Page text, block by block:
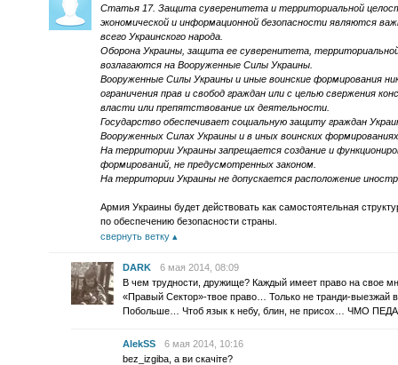
Статья 17. Защита суверенитета и территориальной
экономической и информационной безопасности являются
всего Украинского народа.
Оборона Украины, защита ее суверенитета,
возлагаются на Вооруженные Силы Украины.
Вооруженные Силы Украины и иные воинские формирования
ограничения прав и свобод граждан или с целью свержения
власти или препятствование их деятельности.
Государство обеспечивает социальную защиту граждан
Вооруженных Силах Украины и в иных воинских
На территории Украины запрещается создание и
формирований, не предусмотренных законом.
На территории Украины не допускается расположение
Армия Украины будет действовать как самостоятельная
по обеспечению безопасности страны.
свернуть ветку
DARK
6 мая 2014, 08:09
В чем трудности, дружище? Каждый имеет право на свое
«Правый Сектор»-твое право… Только не транди-
Побольше… Чтоб язык к небу, блин, не присох… ЧМО
AlekSS
6 мая 2014, 10:16
bez_izgiba, а ви скачіте?